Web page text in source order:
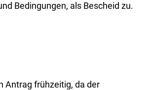
Bedingungen, als Bescheid zu.
Antrag frühzeitig, da der